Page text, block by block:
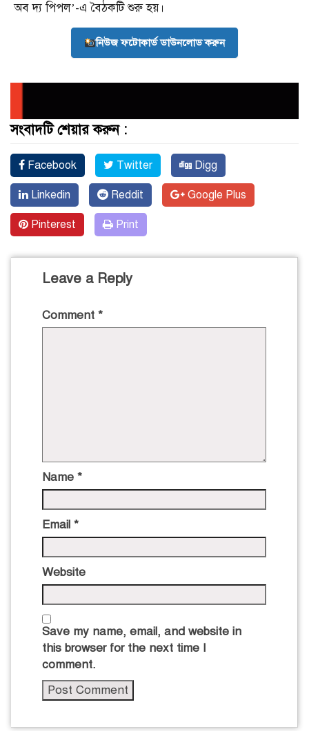
অব দ্য পিপল’-এ বৈঠকটি শুরু হয়।
নিউজ ফটোকার্ড ডাউনলোড করুন
সংবাদটি শেয়ার করুন :
Facebook Twitter Digg
Linkedin Reddit Google Plus
Pinterest Print
Leave a Reply
Comment *
Name *
Email *
Website
Save my name, email, and website in
this browser for the next time I
comment.